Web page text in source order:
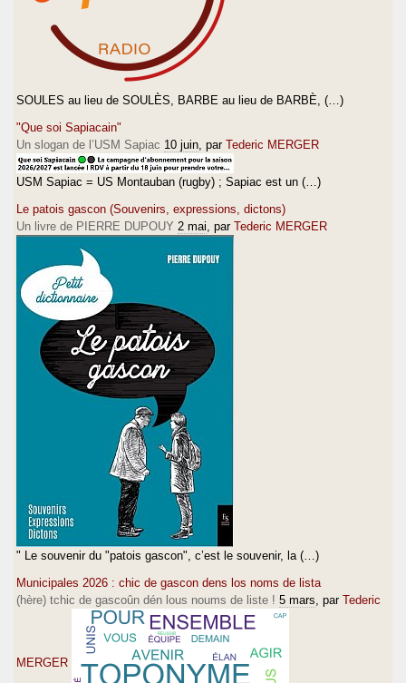
SOULES au lieu de SOULÈS, BARBE au lieu de BARBÈ, (…)
"Que soi Sapiacain"
Un slogan de l’USM Sapiac 10 juin , par Tederic MERGER
USM Sapiac = US Montauban (rugby) ; Sapiac est un (…)
Le patois gascon (Souvenirs, expressions, dictons)
Un livre de PIERRE DUPOUY 2 mai , par Tederic MERGER
" Le souvenir du "patois gascon", c’est le souvenir, la (…)
Municipales 2026 : chic de gascon dens los noms de lista
(hère) tchic de gascoûn dén lous noums de liste ! 5 mars , par Tederic
MERGER